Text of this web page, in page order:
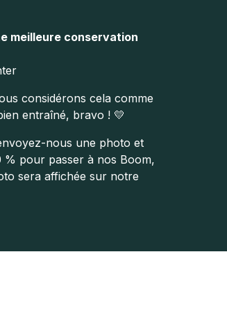
meilleure conservation
considérons cela comme
entraîné, bravo ! 💛
nous une photo et
pour passer à nos Boom,
sera affichée sur notre